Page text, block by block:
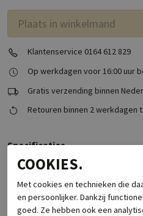
Plaats in winkelmand
Klantenservice 0164 612 829
Op werkdagen voor 16:00 uur
Gratis verzending binnen
Retouren binnen 2 werkdagen
Specificaties
Merk
Leveranciercode
Breedtemaat
COOKIES.
Met cookies en technieken die
en persoonlijker. Dankzij
goed. Ze hebben ook een